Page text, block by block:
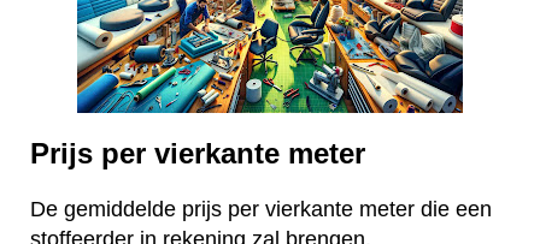
Prijs per vierkante meter
De gemiddelde prijs per vierkante meter die een
stoffeerder in rekening zal brengen.